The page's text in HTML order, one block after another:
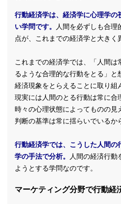
行動経済学は、経済学に心理学の
い学問です。
人間を必ずしも合理
点が、これまでの経済学と大きく
これまでの経済学では、「人間は
るような合理的な行動をとる」と
経済現象をとらえることに取り組
現実には人間のとる行動は常に合
時々の心理状態によってものの見
判断の基準は常に揺らいでいるか
行動経済学では、こうした人間の
学の手法で分析。
人間の経済行動
ようとする学問なのです。
マーケティング分野で行動経